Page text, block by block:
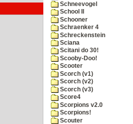
Schneevogel
School II
Schooner
Schraenker 4
Schreckenstein
Sciana
Scitani do 30!
Scooby-Doo!
Scooter
Scorch (v1)
Scorch (v2)
Scorch (v3)
Score4
Scorpions v2.0
Scorpions!
Scouter